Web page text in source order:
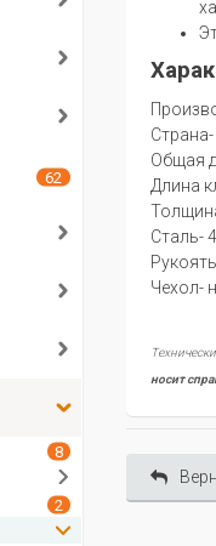
Oбщая
Длина
Сталь-
Чехол-
носит
62
8
2